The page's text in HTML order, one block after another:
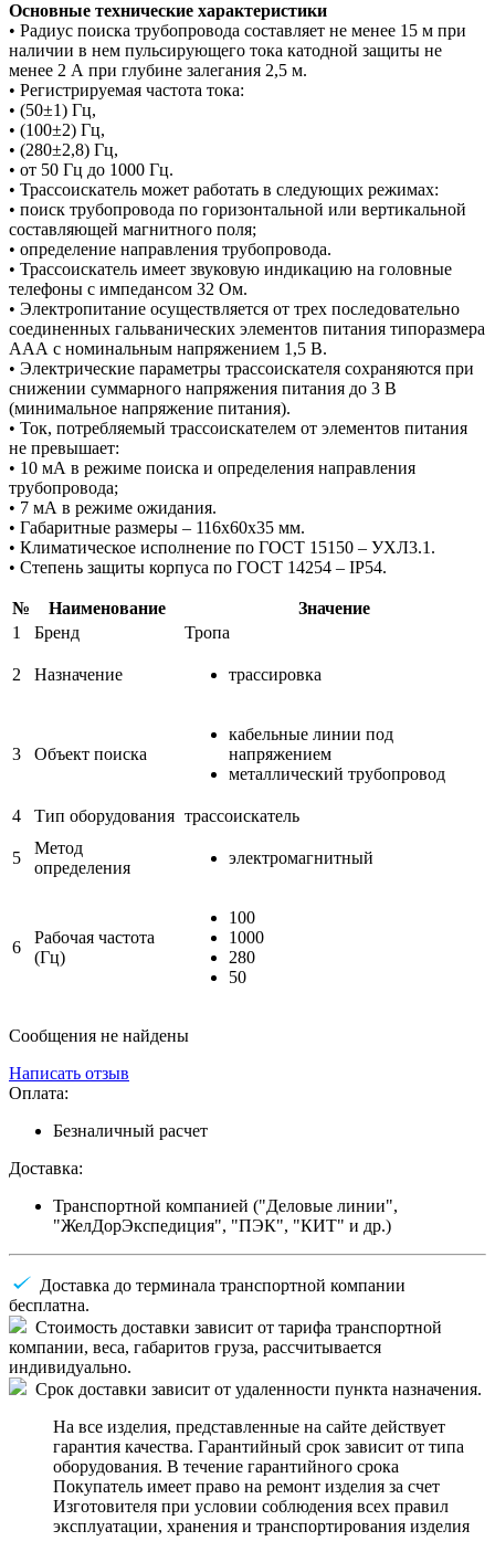
Основные технические характеристики
• Радиус поиска трубопровода составляет не менее 15 м при
наличии в нем пульсирующего тока катодной защиты не
менее 2 А при глубине залегания 2,5 м.
• Регистрируемая частота тока:
• (50±1) Гц,
• (100±2) Гц,
• (280±2,8) Гц,
• от 50 Гц до 1000 Гц.
• Трассоискатель может работать в следующих режимах:
• поиск трубопровода по горизонтальной или вертикальной
составляющей магнитного поля;
• определение направления трубопровода.
• Трассоискатель имеет звуковую индикацию на головные
телефоны с импедансом 32 Ом.
• Электропитание осуществляется от трех последовательно
соединенных гальванических элементов питания типоразмера
ААА с номинальным напряжением 1,5 В.
• Электрические параметры трассоискателя сохраняются при
снижении суммарного напряжения питания до 3 В
(минимальное напряжение питания).
• Ток, потребляемый трассоискателем от элементов питания
не превышает:
• 10 мА в режиме поиска и определения направления
трубопровода;
• 7 мА в режиме ожидания.
• Габаритные размеры – 116х60х35 мм.
• Климатическое исполнение по ГОСТ 15150 – УХЛ3.1.
• Степень защиты корпуса по ГОСТ 14254 – IP54.
№ Наименование
Значение
1
Бренд Тропа
2 Назначение трассировка
3 Объект поиска
кабельные линии под
напряжением
металлический трубопровод
4 Тип оборудования трассоискатель
5
Метод
определения
электромагнитный
6
Рабочая частота
(Гц)
100
1000
280
50
Сообщения не найдены
Написать отзыв
Оплата:
Безналичный расчет
Доставка:
Транспортной компанией ("Деловые линии",
"ЖелДорЭкспедиция", "ПЭК", "КИТ" и др.)
Доставка до терминала транспортной компании
бесплатна.
Стоимость доставки зависит от тарифа транспортной
компании, веса, габаритов груза, рассчитывается
индивидуально.
Срок доставки зависит от удаленности пункта назначения.
На все изделия, представленные на сайте действует
гарантия качества. Гарантийный срок зависит от типа
оборудования. В течение гарантийного срока
Покупатель имеет право на ремонт изделия за счет
Изготовителя при условии соблюдения всех правил
эксплуатации, хранения и транспортирования изделия